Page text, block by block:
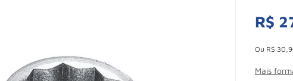
R$
Ou R$ 30
Mais